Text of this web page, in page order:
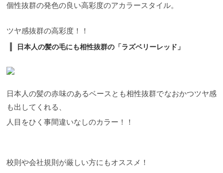
個性抜群の発色の良い高彩度のアカラースタイル。
ツヤ感抜群の高彩度！！
日本人の髪の毛にも相性抜群の「ラズベリーレッド」
日本人の髪の赤味のあるベースとも相性抜群でなおかつツヤ感
も出してくれる、
人目をひく事間違いなしのカラー！！
校則や会社規則が厳しい方にもオススメ！